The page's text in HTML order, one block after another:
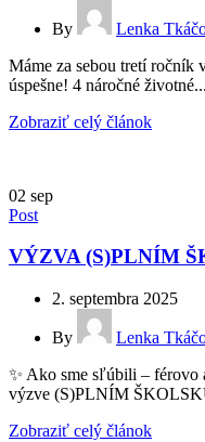
By
Lenka
Máme za sebou tretí ročník
úspešne! 4 náročné životné...
Zobraziť celý článok
02 sep
Post
VÝZVA (S)PLNÍM
2. septembra 2025
By
Lenka
✨ Ako sme sľúbili – férovo
výzve (S)PLNÍM
Zobraziť celý článok